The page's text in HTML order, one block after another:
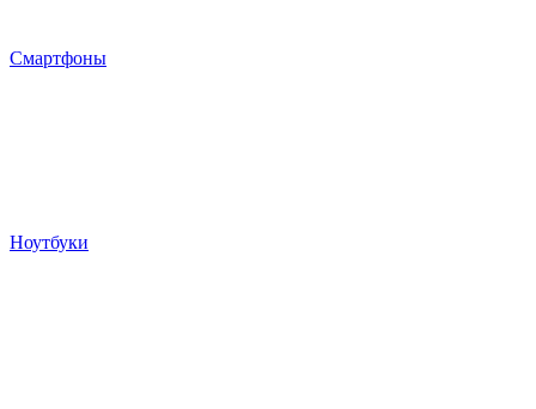
Смартфоны
Ноутбуки